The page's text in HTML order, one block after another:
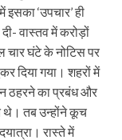
इसका ‘उपचार’ ही
वास्तव में करोड़ों
चार घंटे के नोटिस पर
दिया गया। शहरों में
ठहरने का प्रबंध और
थे। तब उन्होंने कूच
रास्ते में